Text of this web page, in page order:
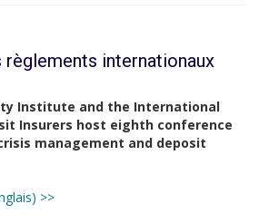
règlements internationaux
Institute and the International
Insurers host eighth conference
management and deposit
>>